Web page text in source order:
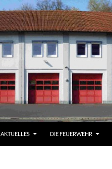
AKTUELLES DIE FEUERWEHR